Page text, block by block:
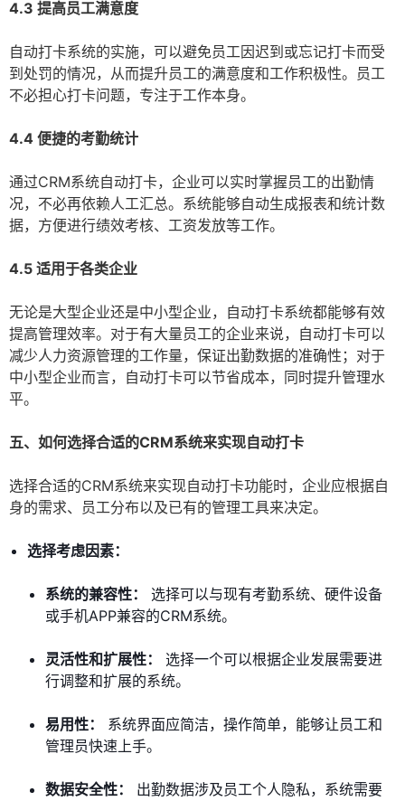
4.3 提高员工满意度
自动打卡系统的实施，可以避免员工因迟到或忘记打卡而受
到处罚的情况，从而提升员工的满意度和工作积极性。员工
不必担心打卡问题，专注于工作本身。
4.4 便捷的考勤统计
通过CRM系统自动打卡，企业可以实时掌握员工的出勤情
况，不必再依赖人工汇总。系统能够自动生成报表和统计数
据，方便进行绩效考核、工资发放等工作。
4.5 适用于各类企业
无论是大型企业还是中小型企业，自动打卡系统都能够有效
提高管理效率。对于有大量员工的企业来说，自动打卡可以
减少人力资源管理的工作量，保证出勤数据的准确性；对于
中小型企业而言，自动打卡可以节省成本，同时提升管理水
平。
五、如何选择合适的CRM系统来实现自动打卡
选择合适的CRM系统来实现自动打卡功能时，企业应根据自
身的需求、员工分布以及已有的管理工具来决定。
选择考虑因素：
系统的兼容性：
选择可以与现有考勤系统、硬件设备
或手机APP兼容的CRM系统。
灵活性和扩展性：
选择一个可以根据企业发展需要进
行调整和扩展的系统。
易用性：
系统界面应简洁，操作简单，能够让员工和
管理员快速上手。
数据安全性：
出勤数据涉及员工个人隐私，系统需要